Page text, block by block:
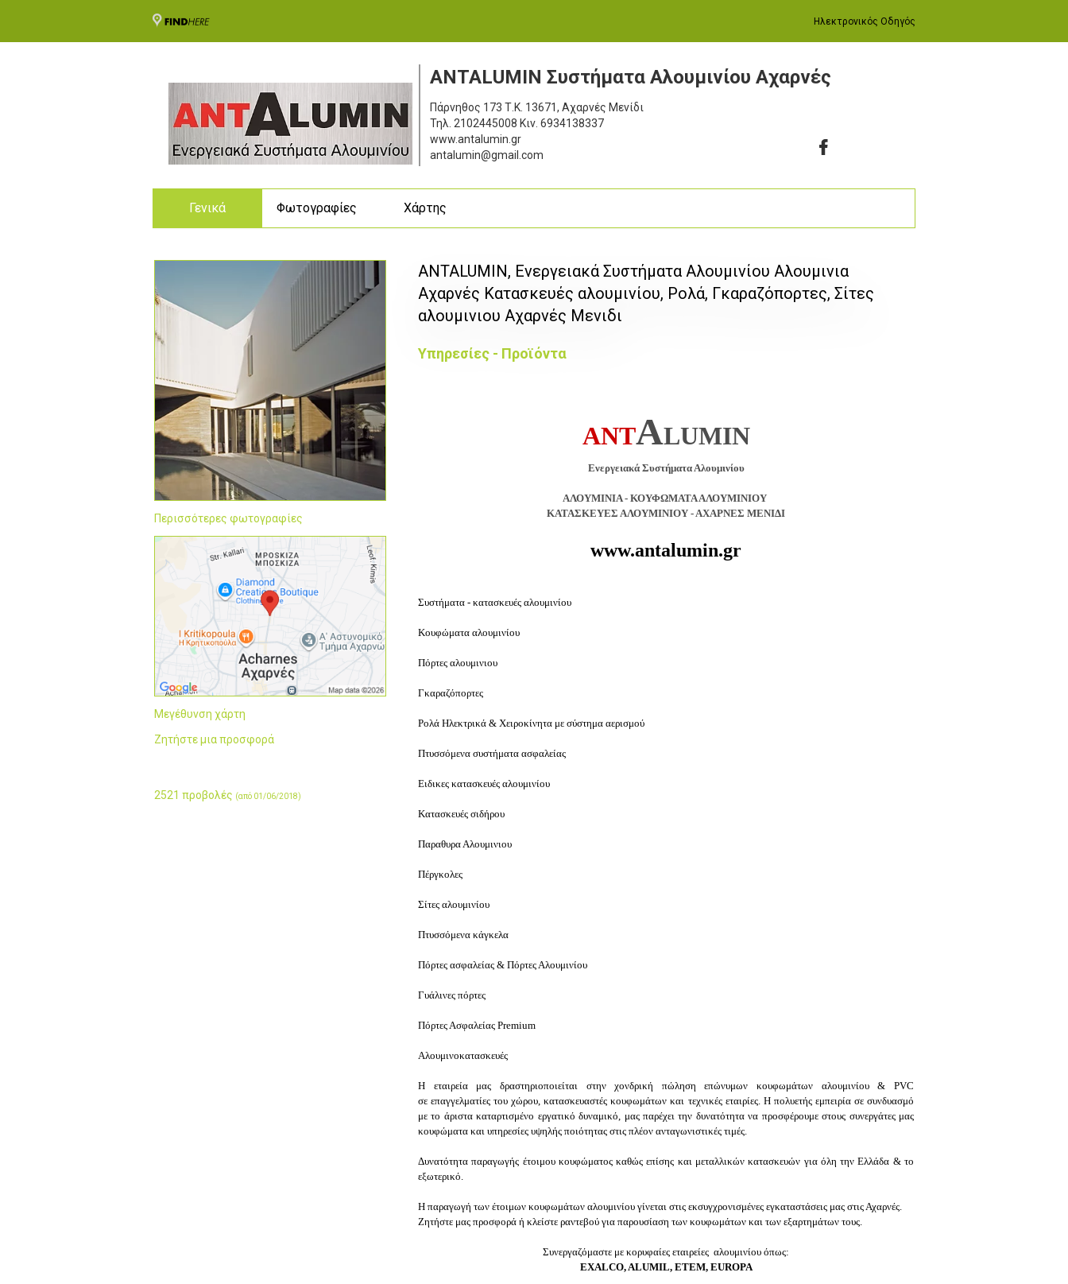
Ηλεκτρονικός Οδηγός
ANTALUMIN Συστήματα Aλουμινίου Αχαρνές
Πάρνηθος 173 Τ.Κ. 13671, Αχαρνές Μενίδι
Τηλ. 2102445008 Κιν. 6934138337
www.antalumin.gr
antalumin@gmail.com
Γενικά Φωτογραφίες Χάρτης
Περισσότερες φωτογραφίες
Μεγέθυνση χάρτη
Ζητήστε μια προσφορά
2521 προβολές (από 01/06/2018)
ANTALUMIN, Ενεργειακά Συστήματα Αλουμινίου Αλουμινια
Αχαρνές Κατασκευές αλουμινίου, Ρολά, Γκαραζόπορτες, Σίτες
αλουμινιου Αχαρνές Μενιδι
Υπηρεσίες - Προϊόντα
ANTALUMIN
Ενεργειακά Συστήματα Αλουμινίου
ΑΛΟΥΜΙΝΙΑ - ΚΟΥΦΩΜΑΤΑ ΑΛΟΥΜΙΝΙΟΥ
ΚΑΤΑΣΚΕΥΕΣ ΑΛΟΥΜΙΝΙΟΥ - ΑΧΑΡΝΕΣ ΜΕΝΙΔΙ
www.antalumin.gr
Συστήματα - κατασκευές αλουμινίου
Κουφώματα αλουμινίου
Πόρτες αλουμινιου
Γκαραζόπορτες
Ρολά Ηλεκτρικά & Χειροκίνητα με σύστημα αερισμού
Πτυσσόμενα συστήματα ασφαλείας
Ειδικες κατασκευές αλουμινίου
Κατασκευές σιδήρου
Παραθυρα Αλουμινιου
Πέργκολες
Σίτες αλουμινίου
Πτυσσόμενα κάγκελα
Πόρτες ασφαλείας & Πόρτες Αλουμινίου
Γυάλινες πόρτες
Πόρτες Ασφαλείας Premium
Αλουμινοκατασκευές
Η εταιρεία μας δραστηριοποιείται στην χονδρική πώληση επώνυμων κουφωμάτων αλουμινίου & PVC
σε επαγγελματίες του χώρου, κατασκευαστές κουφωμάτων και τεχνικές εταιρίες. Η πολυετής εμπειρία σε συνδυασμό
με το άριστα καταρτισμένο εργατικό δυναμικό, μας παρέχει την δυνατότητα να προσφέρουμε στους συνεργάτες μας
κουφώματα και υπηρεσίες υψηλής ποιότητας στις πλέον ανταγωνιστικές τιμές.
Δυνατότητα παραγωγής έτοιμου κουφώματος καθώς επίσης και μεταλλικών κατασκευών για όλη την Ελλάδα & το
εξωτερικό.
Η παραγωγή των έτοιμων κουφωμάτων αλουμινίου γίνεται στις εκσυγχρονισμένες εγκαταστάσεις μας στις Αχαρνές.
Ζητήστε μας προσφορά ή κλείστε ραντεβού για παρουσίαση των κουφωμάτων και των εξαρτημάτων τους.
Συνεργαζόμαστε με κορυφαίες εταιρείες αλουμινίου όπως:
EXALCO, ALUMIL, ETEM, EUROPA